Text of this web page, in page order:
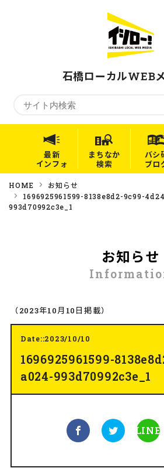
石橋ローカルWEB
最新
インフォ
まちなか
検索
バシ
ブロ
HOME
お知らせ
1696925961599-8138e8d2-9c99-
993d70992c3e_1
お知らせ
（2023年10月10日掲載）
Date::2023/10/10
1696925961599-
a024-993d70992c3e_1
LINE